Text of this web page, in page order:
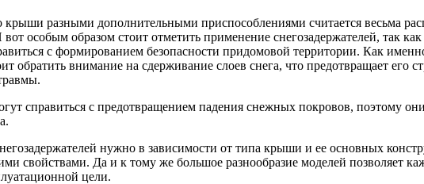
крыши разными дополнительными приспособлениями считается весьма
вот особым образом стоит отметить применение снегозадержателей, так
с формированием безопасности придомовой территории. Как
обратить внимание на сдерживание слоев снега, что предотвращает его
справиться с предотвращением падения снежных покровов, поэтому
нужно в зависимости от типа крыши и ее основных
свойствами. Да и к тому же большое разнообразие моделей позволяет
цели.